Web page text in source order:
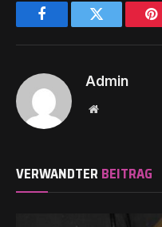
FacebookTwitter
Admin
Website
VERWANDTER BEITRAG